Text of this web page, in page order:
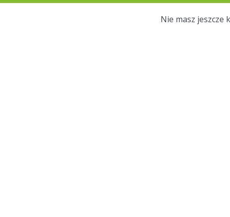
Nie masz jeszcze